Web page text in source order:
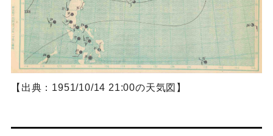
【出典：1951/10/14 21:00の天気図】